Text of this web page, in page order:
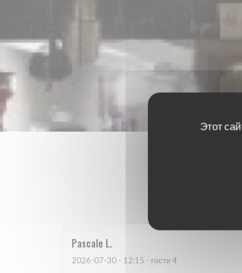
Этот
Pascale L
2026-07-30 - 12:15 - гости 4